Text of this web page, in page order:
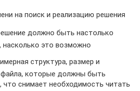
на поиск и реализацию решения
должно быть настолько
насколько это возможно
структура, размер и
которые должны быть
что снимает необходимость читать